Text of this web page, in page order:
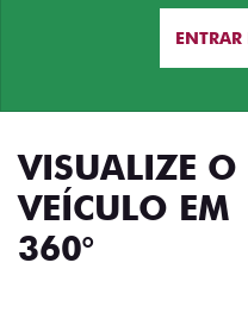
VISUALIZE O
VEÍCULO EM
360°